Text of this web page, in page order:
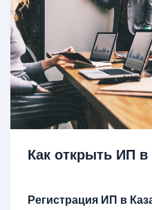
Как открыть ИП в
Регистрация ИП в